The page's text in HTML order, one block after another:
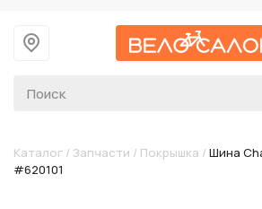
На
Каталог / Запчасти / Покрышка / Шина
#620101